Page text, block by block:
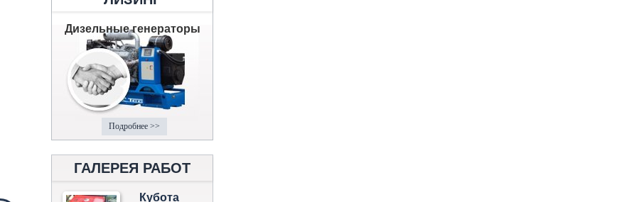
Дизельные генераторы
Подробнее >>
ГАЛЕРЕЯ РАБОТ
Кубота